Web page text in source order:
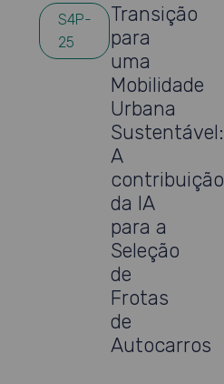
S4P-
25
Transição
para
uma
Mobilidade
Urbana
Sustentável:
A
contribuição
da IA
para a
Seleção
de
Frotas
de
Autocarros